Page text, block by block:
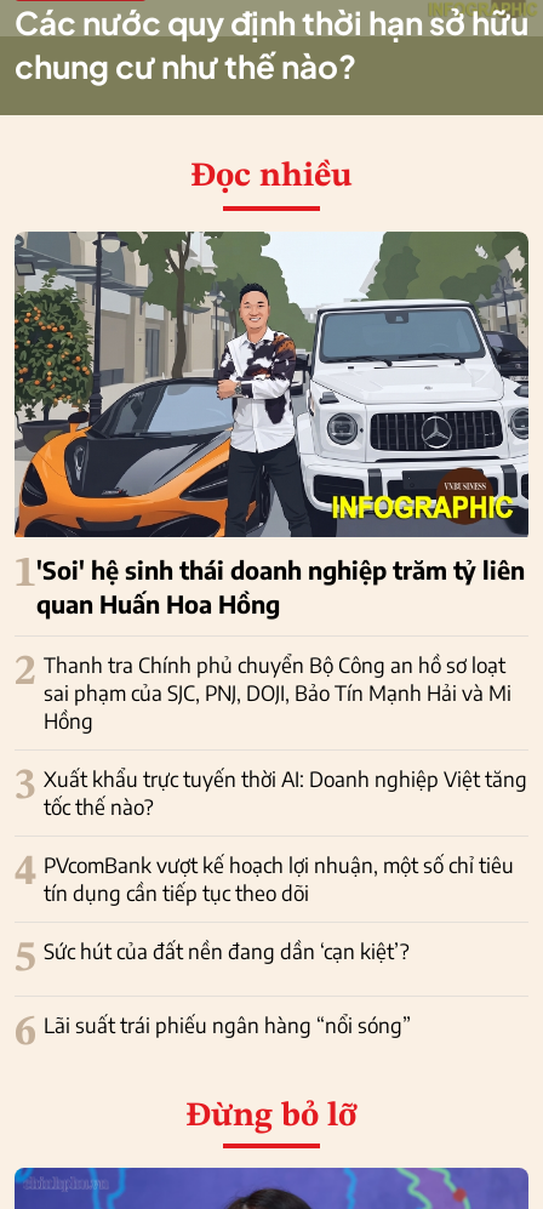
Các nước quy định thời hạn sở hữu
chung cư như thế nào?
Đọc nhiều
1'Soi' hệ sinh thái doanh nghiệp trăm tỷ liên
quan Huấn Hoa Hồng
2 Thanh tra Chính phủ chuyển Bộ Công an hồ sơ loạt
sai phạm của SJC, PNJ, DOJI, Bảo Tín Mạnh Hải và Mi
Hồng
3 Xuất khẩu trực tuyến thời AI: Doanh nghiệp Việt tăng
tốc thế nào?
4 PVcomBank vượt kế hoạch lợi nhuận, một số chỉ tiêu
tín dụng cần tiếp tục theo dõi
5 Sức hút của đất nền đang dần ‘cạn kiệt’?
6 Lãi suất trái phiếu ngân hàng “nổi sóng”
Đừng bỏ lỡ